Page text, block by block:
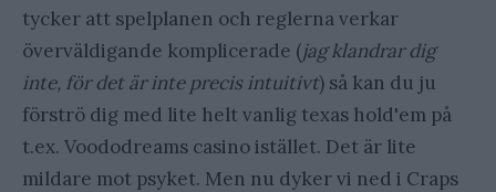
tycker att spelplanen och reglerna verkar
överväldigande komplicerade (jag klandrar dig
inte, för det är inte precis intuitivt) så kan du ju
förströ dig med lite helt vanlig texas hold'em på
t.ex. Voododreams casino istället. Det är lite
mildare mot psyket. Men nu dyker vi ned i Craps